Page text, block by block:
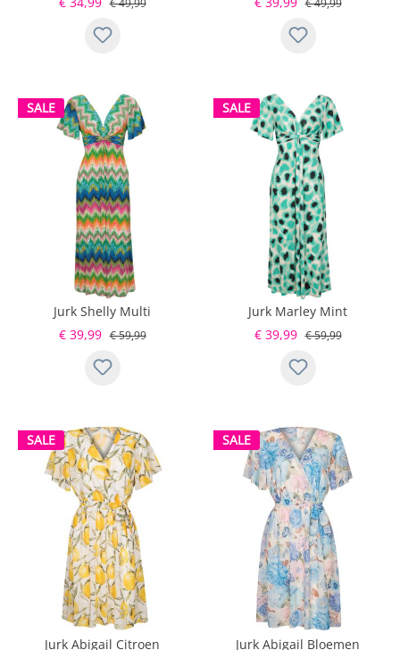
SALE
Jurk Shelly Multi
€ 39,99 € 59,99
SALE
Jurk Marley Mint
€ 39,99 € 59,99
SALE
Jurk Abigail Citroen
SALE
Jurk Abigail Bloemen